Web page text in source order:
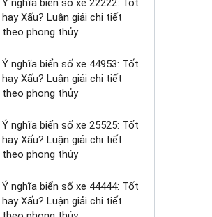
Ý nghĩa biển số xe 22222: Tốt
hay Xấu? Luận giải chi tiết
theo phong thủy
Ý nghĩa biển số xe 44953: Tốt
hay Xấu? Luận giải chi tiết
theo phong thủy
Ý nghĩa biển số xe 25525: Tốt
hay Xấu? Luận giải chi tiết
theo phong thủy
Ý nghĩa biển số xe 44444: Tốt
hay Xấu? Luận giải chi tiết